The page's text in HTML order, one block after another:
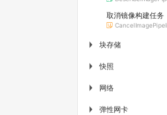
取消镜像构建任务
▶ 块存储
▶ 快照
▶ 网络
▶ 弹性网卡